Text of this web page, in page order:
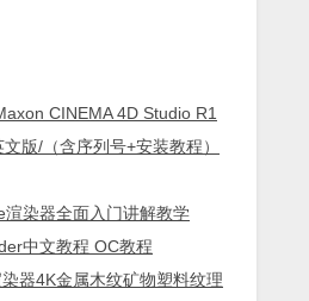
CINEMA 4D Studio R1
版/（含序列号+安装教程）
染器全面入门讲解教学
中文教程 OC教程
器4K金属木纹矿物塑料纹理